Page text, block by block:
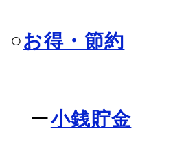
○お得・節約
ー小銭貯金